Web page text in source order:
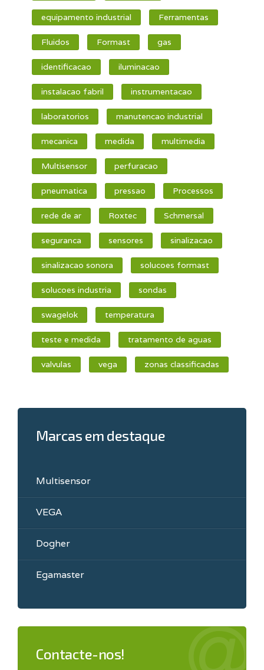
equipamento industrial Ferramentas
Fluidos Formast gas
identificacao iluminacao
instalacao fabril instrumentacao
laboratorios manutencao industrial
mecanica medida multimedia
Multisensor perfuracao
pneumatica pressao Processos
rede de ar Roxtec Schmersal
seguranca sensores sinalizacao
sinalizacao sonora solucoes formast
solucoes industria sondas
swagelok temperatura
teste e medida tratamento de aguas
valvulas vega zonas classificadas
Marcas em destaque
Multisensor
VEGA
Dogher
Egamaster
Contacte-nos!